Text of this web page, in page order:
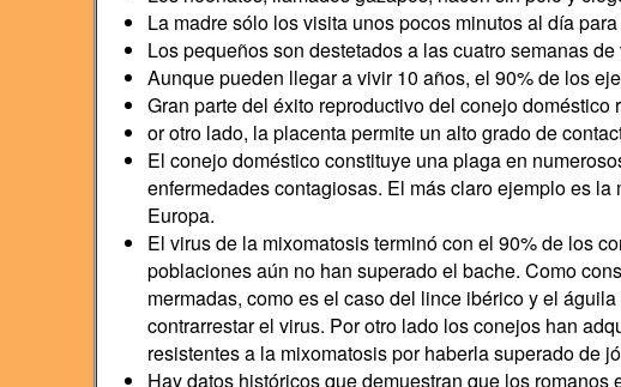
La madre sólo los visita unos pocos minutos al día
Los pequeños son destetados a las cuatro semanas
Aunque pueden llegar a vivir 10 años, el 90% de los
Gran parte del éxito reproductivo del conejo
or otro lado, la placenta permite un alto grado de
El conejo doméstico constituye una plaga en
enfermedades contagiosas. El más claro ejemplo es
Europa.
El virus de la mixomatosis terminó con el 90% de los
poblaciones aún no han superado el bache. Como
mermadas, como es el caso del lince ibérico y el
contrarrestar el virus. Por otro lado los conejos han
resistentes a la mixomatosis por haberla superado de
Hay datos históricos que demuestran que los